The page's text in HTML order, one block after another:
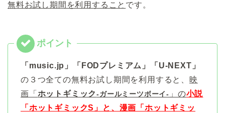
無料お試し期間を利用すること です。
「music.jp」「FODプレミアム」「U-NEXT」
の３つ全ての無料お試し期間を利用すると、 映
画「 ホットギミック-ガールミーツボーイ- 」の小説
「ホットギミックS」と、漫画「ホットギミッ